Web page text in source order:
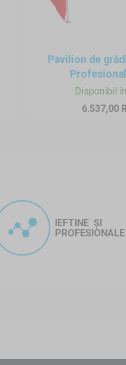
Pavilion de
Disponibil
6.537,00
IEFTINE ȘI
PROFESIONALE